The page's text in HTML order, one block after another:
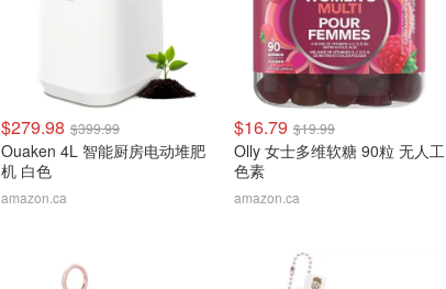
$279.98 $399.99
Ouaken 4L 智能厨房电动堆肥
机 白色
amazon.ca
$16.79 $19.99
Olly 女士多维软糖 90粒 无人工
色素
amazon.ca